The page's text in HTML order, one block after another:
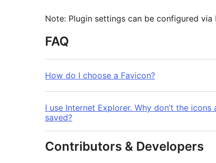
Note: Plugin settings can be configured
FAQ
How do I choose a Favicon?
I use Internet Explorer. Why don’t the
saved?
Contributors & Developers